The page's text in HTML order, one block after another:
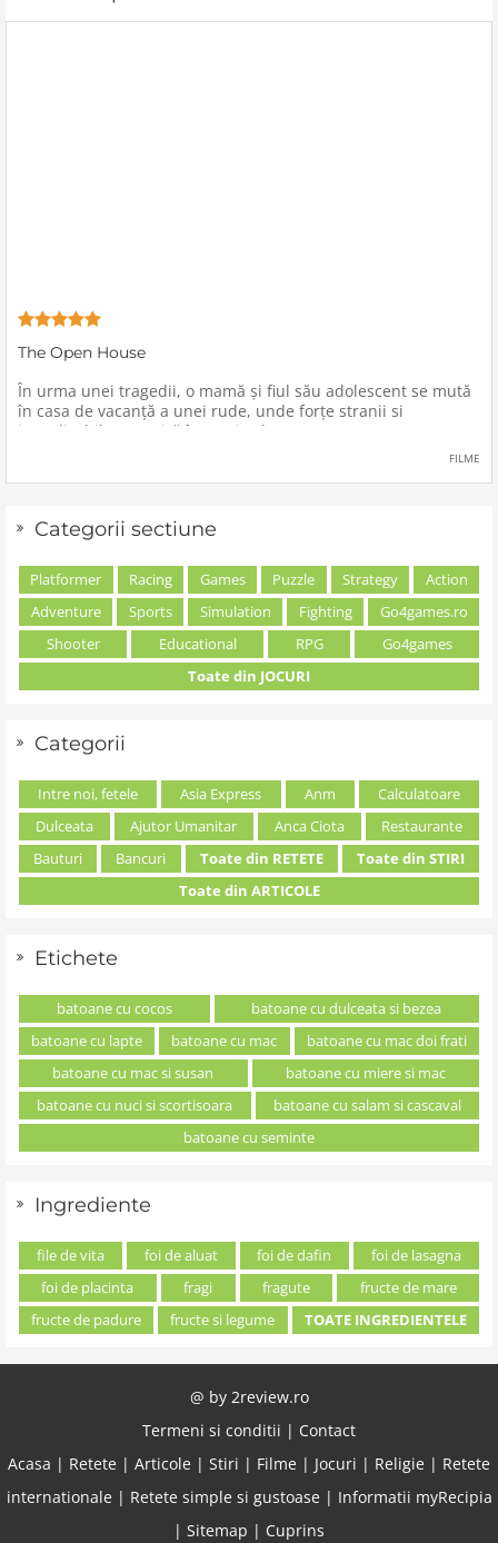
The Open House
În urma unei tragedii, o mamă şi fiul său adolescent se mută
în casa de vacanţă a unei rude, unde forţe stranii si
inexplicabile conspiră împotriva lor.
FILME
Categorii sectiune
Platformer Racing Games Puzzle Strategy
Action
Adventure
Sports Simulation Fighting
Go4games.ro
Shooter
Educational RPG
Go4games
Toate din JOCURI
Categorii
Intre noi, fetele Asia Express Anm
Calculatoare
Dulceata
Ajutor Umanitar Anca Ciota
Restaurante
Bauturi
Bancuri Toate din RETETE
Toate din STIRI
Toate din ARTICOLE
Etichete
batoane cu cocos
batoane cu dulceata si bezea
batoane cu lapte
batoane cu mac
batoane cu mac doi frati
batoane cu mac si susan
batoane cu miere si mac
batoane cu nuci si scortisoara
batoane cu salam si cascaval
batoane cu seminte
Ingrediente
file de vita foi de aluat foi de dafin
foi de lasagna
foi de placinta
fragi fragute
fructe de mare
fructe de padure
fructe si legume TOATE INGREDIENTELE
@ by 2review.ro
Termeni si conditii | Contact
Acasa | Retete | Articole | Stiri | Filme | Jocuri | Religie | Retete
internationale| Retete simple si gustoase| Informatii myRecipia
| Sitemap | Cuprins